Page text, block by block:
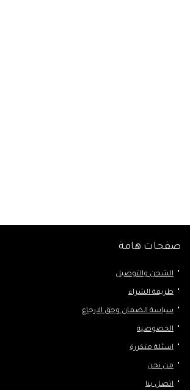
صفحات هامة
الشحن والتوصيل
طريقة الشراء
سياسة الضمان وحق الإرجاع
الخصوصية
اسئلة متكررة
من نحن
اتصل بنا